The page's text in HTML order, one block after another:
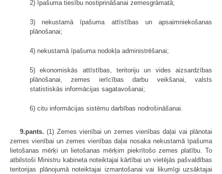
2) īpašuma tiesību nostiprināšanai zemesgrāmatā;
3) nekustamā īpašuma attīstības un apsaimniekošanas
plānošanai;
4) nekustamā īpašuma nodokļa administrēšanai;
5) ekonomiskās attīstības, teritoriju un vides aizsardzības
plānošanai, zemes ierīcības darbu veikšanai, valsts
statistiskās informācijas sagatavošanai;
6) citu informācijas sistēmu darbības nodrošināšanai.
9.pants. (1) Zemes vienībai un zemes vienības daļai vai plānotai
zemes vienībai un zemes vienības daļai nosaka nekustamā īpašuma
lietošanas mērķi un lietošanas mērķim piekrītošo zemes platību. To
atbilstoši Ministru kabineta noteiktajai kārtībai un vietējās pašvaldības
teritorijas plānojumā noteiktajai izmantošanai vai likumīgi uzsāktajai